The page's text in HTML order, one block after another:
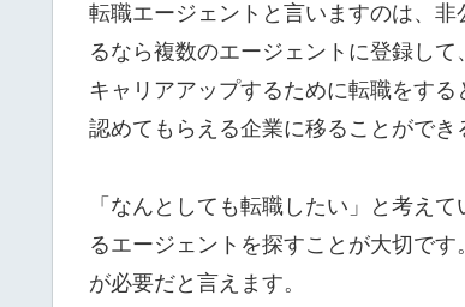
転職エージェントと言いますのは、
るなら複数のエージェントに登録し
キャリアアップするために転職をす
認めてもらえる企業に移ることができ
「なんとしても転職したい」と考え
るエージェントを探すことが大切で
が必要だと言えます。